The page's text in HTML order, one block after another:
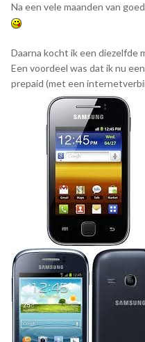
Na een vele maanden van
Daarna kocht ik een diezelfde
Een voordeel was dat ik nu
prepaid (met een